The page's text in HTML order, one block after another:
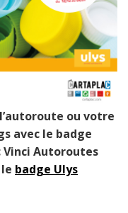
ou votre
avec le badge
Vinci Autoroutes
badge Ulys